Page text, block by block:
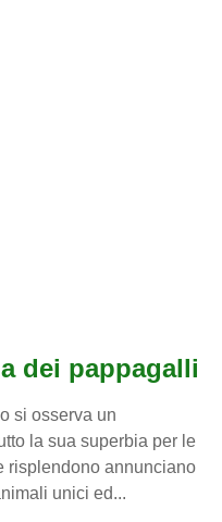
dei pappagalli
si osserva un
la sua superbia per le
risplendono annunciano
unici ed...